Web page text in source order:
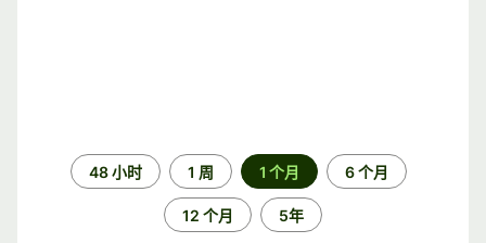
48 小时 1 周 1 个月 6 个月
12 个月 5年